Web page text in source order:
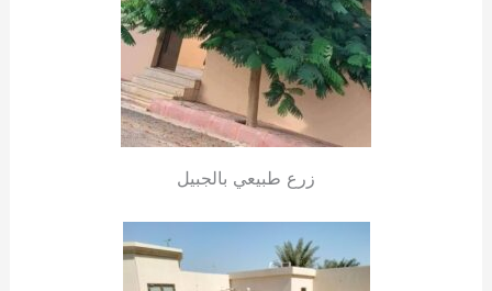
زرع طبيعي بالجبيل